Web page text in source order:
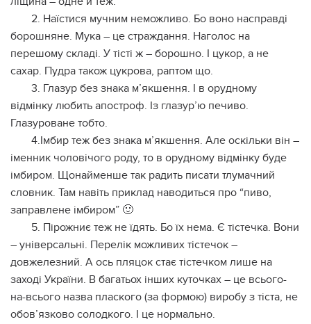
2. Наїстися мучним неможливо. Бо воно насправді
борошняне. Мука – це страждання. Наголос на
перешому складі. У тісті ж – борошно. І цукор, а не
сахар. Пудра також цукрова, раптом що.
3. Глазур без знака м’якшення. І в орудному
відмінку любить апостроф. Із глазур’ю печиво.
Глазуроване тобто.
4.Імбир теж без знака м’якшення. Але оскільки він –
іменник чоловічого роду, то в орудному відмінку буде
імбиром. Щонайменше так радить писати тлумачний
словник. Там навіть приклад наводиться про “пиво,
заправлене імбиром” 🙂
5. Пірожниє теж не їдять. Бо їх нема. Є тістечка. Вони
– універсальні. Перелік можливих тістечок –
довжелезний. А ось пляцок стає тістечком лише на
заході України. В багатьох інших куточках – це всього-
на-всього назва плаского (за формою) виробу з тіста, не
обов’язково солодкого. І це нормально.